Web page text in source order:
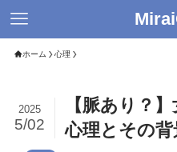
ホーム 心理
【脈あり？
心理とその
2025
5/02